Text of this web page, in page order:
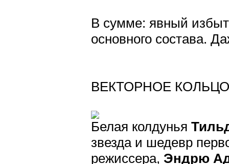
В сумме: явный
основного состава.
ВЕКТОРНОЕ КОЛЬЦО
Белая колдунья
звезда и шедевр
режиссера, Эндрю